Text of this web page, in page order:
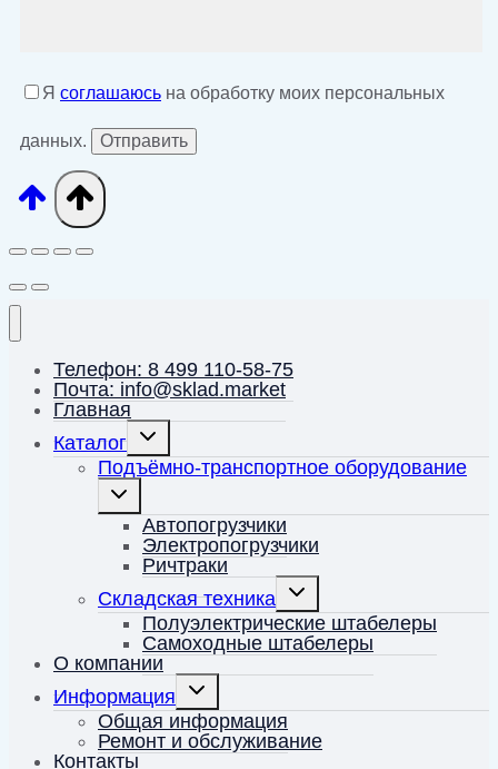
Я соглашаюсь на обработку моих персональных
данных.
Телефон: 8 499 110-58-75
Почта: info@sklad.market
Главная
Каталог
Переключить
меню
Подъёмно-транспортное оборудование
Переключить
меню Автопогрузчики
Электропогрузчики
Ричтраки
Складская техника
Переключить
меню
Полуэлектрические штабелеры
Самоходные штабелеры
О компании
Информация
Переключить
меню
Общая информация
Ремонт и обслуживание
Контакты